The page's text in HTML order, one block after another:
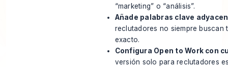
“marketing” o “análisis”.
Añade palabras clave
reclutadores no siempre buscan
exacto.
Configura Open to Work con
versión solo para reclutadores